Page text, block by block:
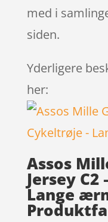
med i
siden.
Yderligere
her:
Assos
Jersey
Lange